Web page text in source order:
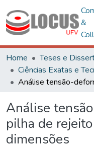
&
Home
Teses e
Análise
pilha de
dimensões